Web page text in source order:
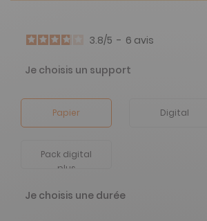
3.8/5 - 6 avis
Je choisis un support
Papier Digital
Pack digital
plus
Je choisis une durée